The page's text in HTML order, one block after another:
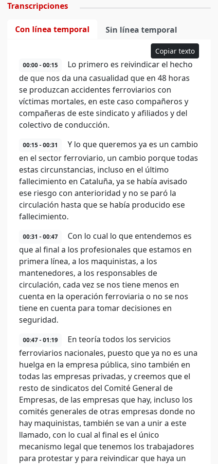
Transcripciones
Con línea temporal Sin línea temporal
Copiar texto
00:00 - 00:15
Lo primero es reivindicar el hecho
de que nos da una casualidad que en 48 horas
se produzcan accidentes ferroviarios con
víctimas mortales, en este caso compañeros y
compañeras de este sindicato y afiliados y del
colectivo de conducción.
00:15 - 00:31
Y lo que queremos ya es un cambio
en el sector ferroviario, un cambio porque todas
estas circunstancias, incluso en el último
fallecimiento en Cataluña, ya se había avisado
ese riesgo con anterioridad y no se paró la
circulación hasta que se había producido ese
fallecimiento.
00:31 - 00:47
Con lo cual lo que entendemos es
que al final a los profesionales que estamos en
primera línea, a los maquinistas, a los
mantenedores, a los responsables de
circulación, cada vez se nos tiene menos en
cuenta en la operación ferroviaria o no se nos
tiene en cuenta para tomar decisiones en
seguridad.
00:47 - 01:19
En teoría todos los servicios
ferroviarios nacionales, puesto que ya no es una
huelga en la empresa pública, sino también en
todas las empresas privadas, y creemos que el
resto de sindicatos del Comité General de
Empresas, de las empresas que hay, incluso los
comités generales de otras empresas donde no
hay maquinistas, también se van a unir a este
llamado, con lo cual al final es el único
mecanismo legal que tenemos los trabajadores
para protestar y para reivindicar que haya un